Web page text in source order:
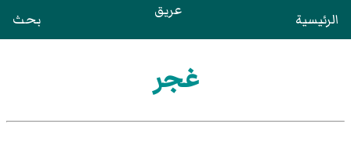
الرئيسية عريق بحث
غجر